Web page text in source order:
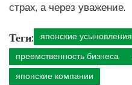
страх, а через уважение.
Теги: японские усыновления
преемственность бизнеса
японские компании